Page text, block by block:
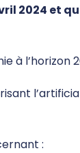
2024 et
à l’horizon
: